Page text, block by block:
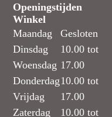
Openingstijden
Winkel
Maandag
Dinsdag
Woensdag
Donderdag
Vrijdag
Zaterdag
Gesloten
10.00 tot
17.00
10.00 tot
17.00
10.00 tot